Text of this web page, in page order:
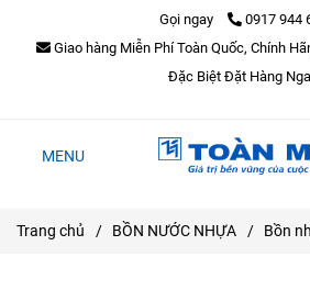
Gọi ngay
0917 944
Giao hàng Miễn Phí Toàn Quốc, Chính
Đặc Biệt Đặt Hàng
MENU
Trang chủ / BỒN NƯỚC NHỰA / Bồn